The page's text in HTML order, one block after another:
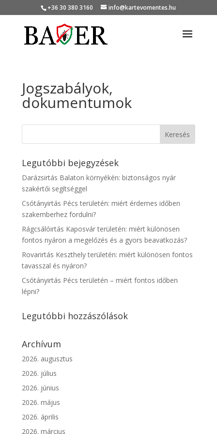
+36 30 380 3160 info@kartevomentes.hu
Jogszabályok,
dokumentumok
Legutóbbi bejegyzések
Darázsirtás Balaton környékén: biztonságos nyár
szakértői segítséggel
Csótányirtás Pécs területén: miért érdemes időben
szakemberhez fordulni?
Rágcsálóirtás Kaposvár területén: miért különösen
fontos nyáron a megelőzés és a gyors beavatkozás?
Rovarirtás Keszthely területén: miért különösen fontos
tavasszal és nyáron?
Csótányirtás Pécs területén – miért fontos időben
lépni?
Legutóbbi hozzászólások
Archívum
2026. augusztus
2026. július
2026. június
2026. május
2026. április
2026. március